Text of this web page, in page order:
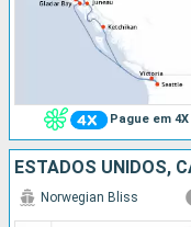
Pague em 4X
ESTADOS UNIDOS,
Norwegian Bliss